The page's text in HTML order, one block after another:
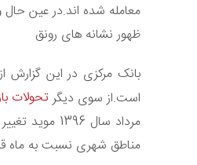
معامله شده اند.در عین حال واحدهایی با زیربنای 60 تا 70 متر نیز
ظهور نشانه های رونق
بانک مرکزی در این گزارش
است.از سوی دیگرتحولات
مرداد سال
مناطق شهری نسبت به ماه قبل و ماه